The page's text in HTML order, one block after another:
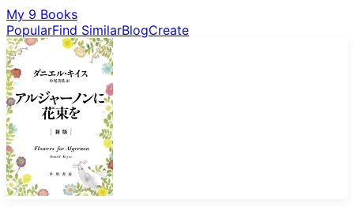
My 9 Books
PopularFind SimilarBlogCreate